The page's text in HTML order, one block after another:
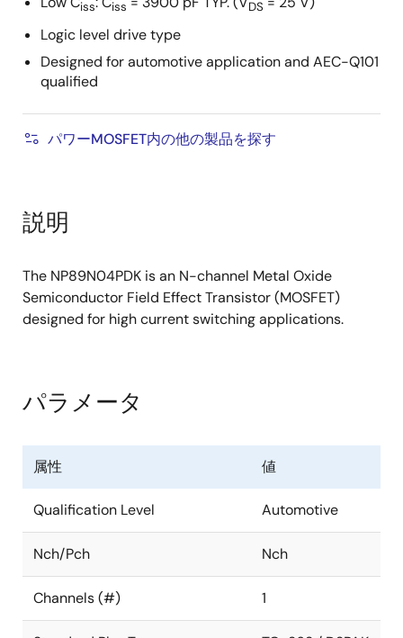
iss iss DS
Logic level drive type
Designed for automotive application and AEC-Q101
qualified
パワーMOSFET内の他の製品を探す
説明
The NP89N04PDK is an N-channel Metal Oxide
Semiconductor Field Effect Transistor (MOSFET)
designed for high current switching applications.
パラメータ
属性 値
Qualification Level Automotive
Nch/Pch Nch
Channels (#) 1